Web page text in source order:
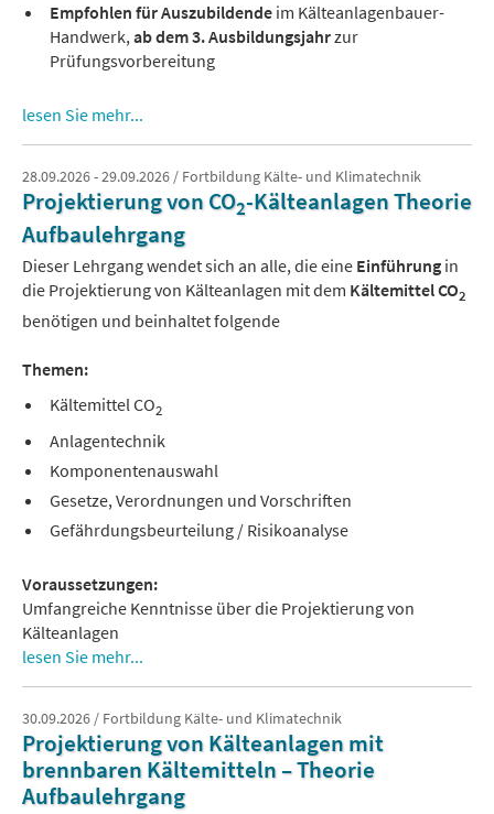
Empfohlen für Auszubildende im Kälteanlagenbauer-
Handwerk,ab dem 3. Ausbildungsjahrzur
Prüfungsvorbereitung
lesen Sie mehr...
28.09.2026 - 29.09.2026 / Fortbildung Kälte- und Klimatechnik
Projektierung von CO2-Kälteanlagen Theorie
Aufbaulehrgang
Dieser Lehrgang wendet sich an alle, die eine Einführung in
die Projektierung von Kälteanlagen mit dem Kältemittel CO2
benötigen und beinhaltet folgende
Themen:
Kältemittel CO2
Anlagentechnik
Komponentenauswahl
Gesetze, Verordnungen und Vorschriften
Gefährdungsbeurteilung / Risikoanalyse
Voraussetzungen:
Umfangreiche Kenntnisse über die Projektierung von
Kälteanlagen
lesen Sie mehr...
30.09.2026 / Fortbildung Kälte- und Klimatechnik
Projektierung von Kälteanlagen mit
brennbaren Kältemitteln – Theorie
Aufbaulehrgang